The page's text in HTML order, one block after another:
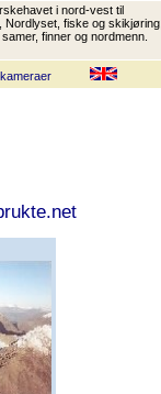
i nord-vest til
fiske og skikjøring,
finner og nordmenn.